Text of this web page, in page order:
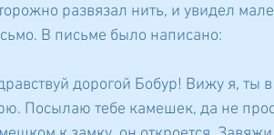
развязал нить, и увидел
В письме было написано:
дорогой Бобур! Вижу я, ты
Посылаю тебе камешек, да не